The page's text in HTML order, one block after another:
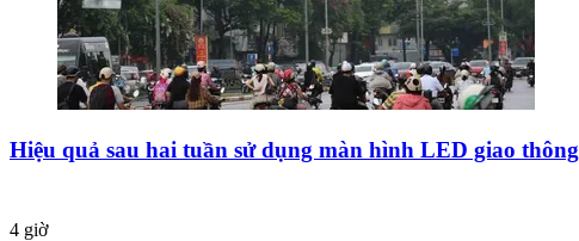
Hiệu quả sau hai tuần sử dụng màn hình LED giao thông
4 giờ